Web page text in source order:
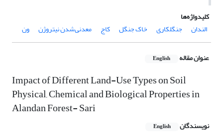
کلیدواژه‌ها
الندان
جنگل‏کاری خاک جنگل کاج معدنی‌شدن نیتروژن ون
عنوان مقاله English
Impact of Different Land-Use Types on Soil
Physical, Chemical and Biological Properties in
Alandan Forest- Sari
نویسندگان English